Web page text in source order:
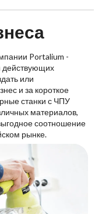
Portalium -
или
и за короткое
станки с ЧПУ
материалов,
соотношение
рынке.